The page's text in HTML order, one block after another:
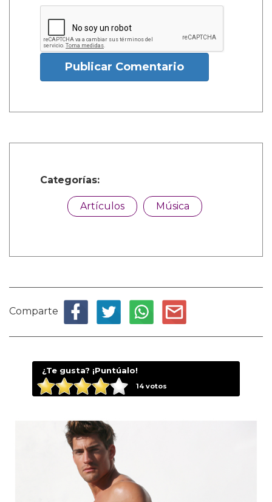
Publicar Comentario
Categorías:
Artículos Música
Comparte
¿Te gusta? ¡Puntúalo!
14votos